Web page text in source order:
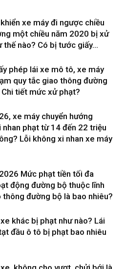
xe máy đi ngược chiều
một chiều năm 2020 bị xử
thế nào? Có bị tước giấy...
phép lái xe mô tô, xe máy
quy tắc giao thông đường
tiết mức xử phạt?
xe máy chuyển hướng
nhan phạt từ 14 đến 22 triệu
Lỗi không xi nhan xe máy
Mức phạt tiền tối đa
động đường bộ thuộc lĩnh
thông đường bộ là bao nhiêu?
khác bị phạt như nào? Lái
đầu ô tô bị phạt bao nhiêu